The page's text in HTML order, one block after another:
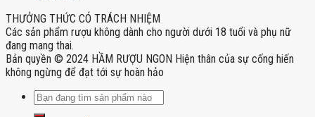
THƯỞNG THỨC CÓ TRÁCH NHIỆM
Các sản phẩm rượu không dành cho người dưới 18 tuổi và phụ nữ
đang mang thai.
Bản quyền © 2024 HẦM RƯỢU NGON Hiện thân của sự cống hiến
không ngừng để đạt tới sự hoàn hảo
Tìm
kiếm: